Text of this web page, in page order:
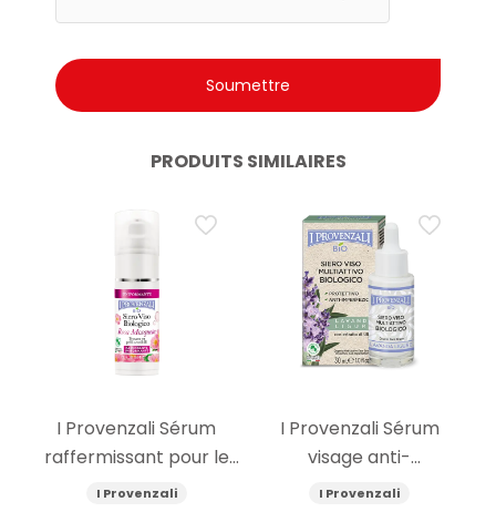
PRODUITS SIMILAIRES
I Provenzali Sérum
raffermissant pour le
visage à l’églantier bio
I Provenzali
I Provenzali Sérum
visage anti-
imperfection à la
I Provenzali